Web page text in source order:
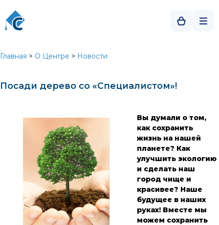
Главная > О Центре > Новости
Посади дерево со «Специалистом»!
Вы думали о том,
как сохранить
жизнь на нашей
планете? Как
улучшить экологию
и сделать наш
город чище и
красивее? Наше
будущее в наших
руках! Вместе мы
можем сохранить